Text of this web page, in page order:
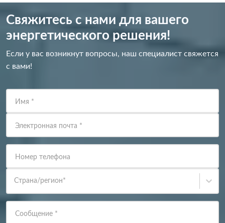
Свяжитесь с нами для вашего
энергетического решения!
Если у вас возникнут вопросы, наш специалист свяжется
с вами!
Имя *
Электронная почта *
Номер телефона
Страна/регион*
Сообщение *